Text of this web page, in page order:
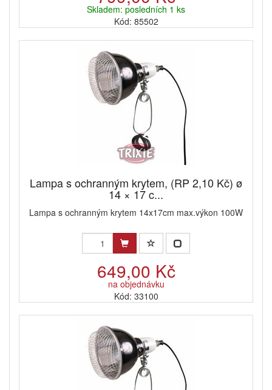
Skladem: posledních 1 ks
Kód: 85502
Lampa s ochranným krytem, (RP 2,10 Kč) ø
14 × 17 c...
Lampa s ochranným krytem 14x17cm max.výkon 100W
649,00 Kč
na objednávku
Kód: 33100